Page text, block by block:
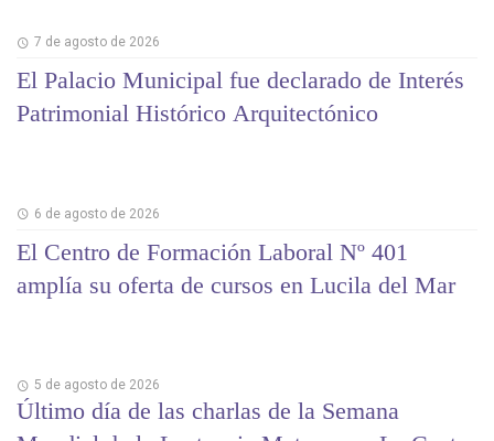
7 de agosto de 2026
El Palacio Municipal fue declarado de Interés
Patrimonial Histórico Arquitectónico
6 de agosto de 2026
El Centro de Formación Laboral Nº 401
amplía su oferta de cursos en Lucila del Mar
5 de agosto de 2026
Último día de las charlas de la Semana